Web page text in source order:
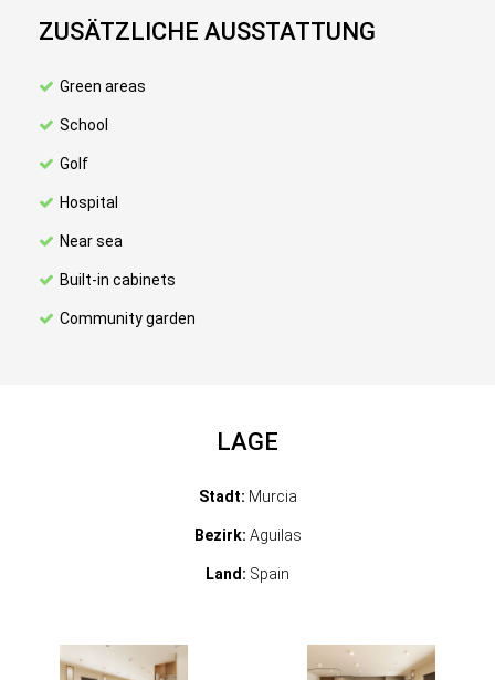
ZUSÄTZLICHE AUSSTATTUNG
Green areas
School
Golf
Hospital
Near sea
Built-in cabinets
Community garden
LAGE
Stadt: Murcia
Bezirk: Aguilas
Land: Spain